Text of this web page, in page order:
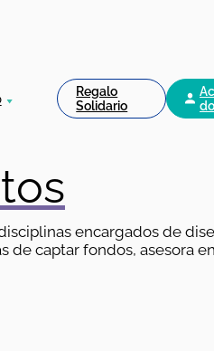
Regalo
Solidario
encargados de
de captar fondos, asesora